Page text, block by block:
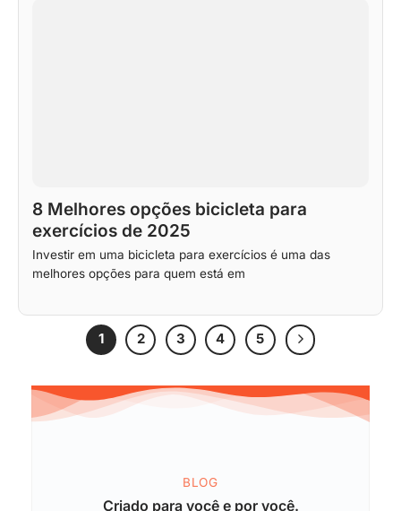
8 Melhores opções bicicleta para
exercícios de 2025
Investir em uma bicicleta para exercícios é uma das
melhores opções para quem está em
1 2 3 4 5
BLOG
Criado para você e por você.